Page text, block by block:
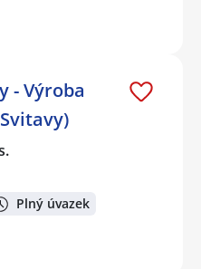
- Výroba
Plný úvazek